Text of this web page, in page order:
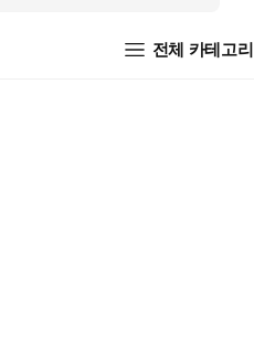
전체 카테고리